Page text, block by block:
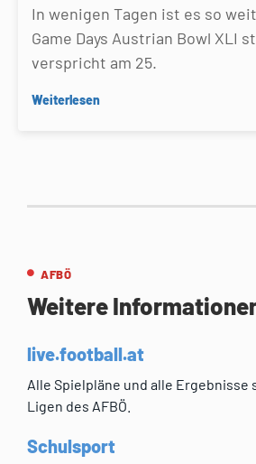
In wenigen Tagen ist es so
Game Days Austrian Bowl XLI
verspricht am 25.
Weiterlesen
AFBÖ
Weitere
live.football.at
Alle Spielpläne und alle Ergebnisse
Ligen des AFBÖ.
Schulsport